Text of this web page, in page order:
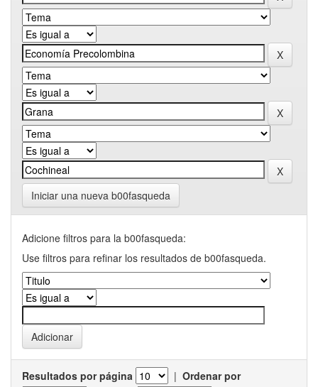
Iniciar una nueva b00fasqueda
Adicione filtros para la b00fasqueda:
Use filtros para refinar los resultados de b00fasqueda.
Resultados por página | Ordenar por